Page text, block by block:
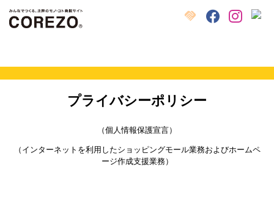
クラウドファンディング
FacebookInstagram
X
プライバシーポリシー
（個人情報保護宣言）
（インターネットを利用したショッピングモール業務およびホームペ
ージ作成支援業務）